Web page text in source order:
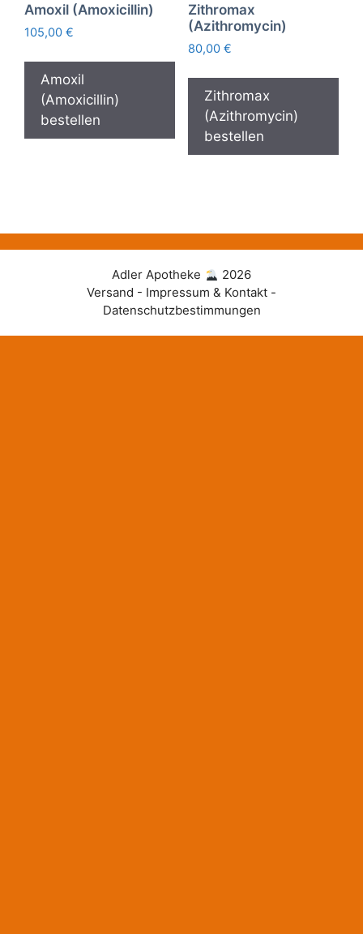
Amoxil (Amoxicillin)
105,00 €
Amoxil
(Amoxicillin)
bestellen
Zithromax
(Azithromycin)
80,00 €
Zithromax
(Azithromycin)
bestellen
Adler Apotheke
2026
Versand - Impressum & Kontakt -
Datenschutzbestimmungen